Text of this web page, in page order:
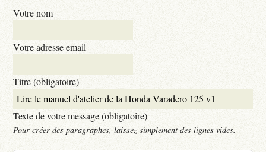
Votre nom
Votre adresse email
Titre (obligatoire)
Texte de votre message (obligatoire)
Pour créer des paragraphes, laissez simplement des lignes vides.